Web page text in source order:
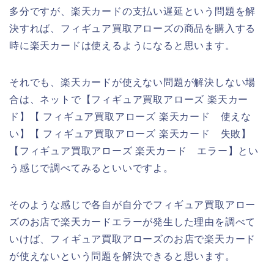
多分ですが、楽天カードの支払い遅延という問題を解
決すれば、フィギュア買取アローズの商品を購入する
時に楽天カードは使えるようになると思います。
それでも、楽天カードが使えない問題が解決しない場
合は、ネットで【フィギュア買取アローズ 楽天カー
ド】【 フィギュア買取アローズ 楽天カード 使えな
い】【 フィギュア買取アローズ 楽天カード 失敗】
【フィギュア買取アローズ 楽天カード エラー】とい
う感じで調べてみるといいですよ。
そのような感じで各自が自分でフィギュア買取アロー
ズのお店で楽天カードエラーが発生した理由を調べて
いけば、フィギュア買取アローズのお店で楽天カード
が使えないという問題を解決できると思います。